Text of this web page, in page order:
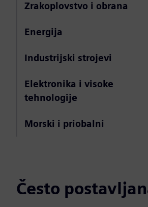
Zrakoplovstvo i obrana
Energija
Industrijski strojevi
Elektronika i visoke
tehnologije
Morski i priobalni
Često